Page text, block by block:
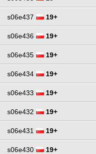
s06e437 19+
s06e436 19+
s06e435 19+
s06e434 19+
s06e433 19+
s06e432 19+
s06e431 19+
s06e430 19+